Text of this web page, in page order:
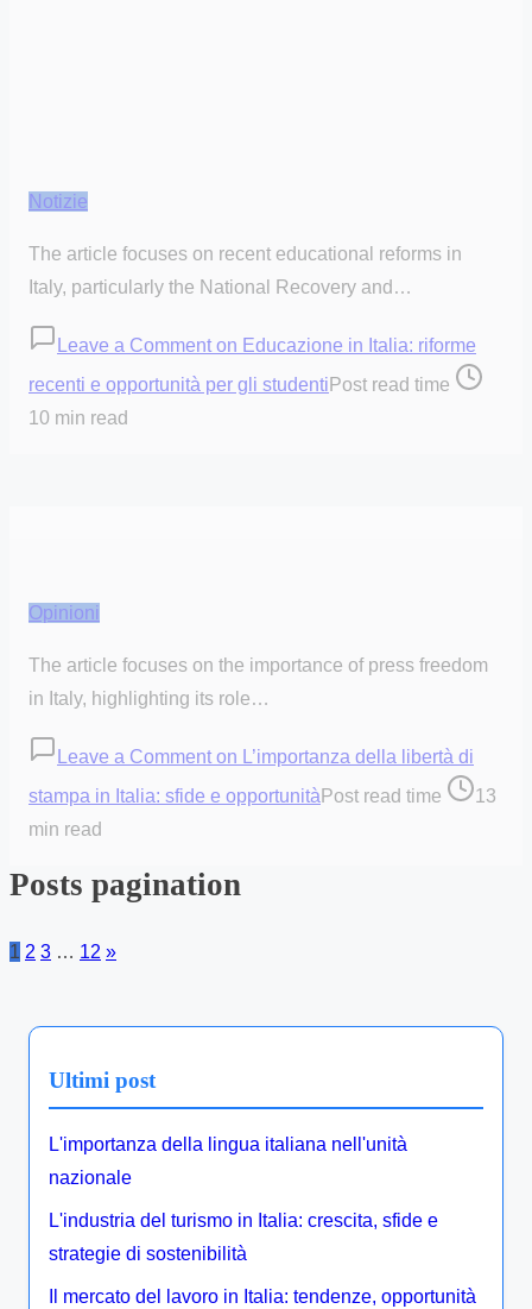
Notizie
The article focuses on recent educational reforms in
Italy, particularly the National Recovery and…
Leave a Comment on Educazione in Italia: riforme
recenti e opportunità per gli studenti Post read time
10 min read
Opinioni
The article focuses on the importance of press freedom
in Italy, highlighting its role…
Leave a Comment on L’importanza della libertà di
stampa in Italia: sfide e opportunità Post read time
13
min read
Posts pagination
1 2 3 … 12 »
Ultimi post
L'importanza della lingua italiana nell'unità
nazionale
L'industria del turismo in Italia: crescita, sfide e
strategie di sostenibilità
Il mercato del lavoro in Italia: tendenze, opportunità